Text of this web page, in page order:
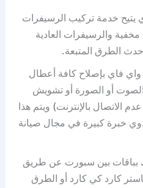
خدمة تركيب الرسيفرات
والرسيفرات العادية
الطرق المتبعة.
فاي بإصلاح كافة أعطال
أو الصورة أو تشويش
الاتصال بالإنترنت) ويتم هذا
خبرة كبيرة في مجال صيانة
بباقات بين سبورت عن طريق
كارد كي كارد أو الطرق